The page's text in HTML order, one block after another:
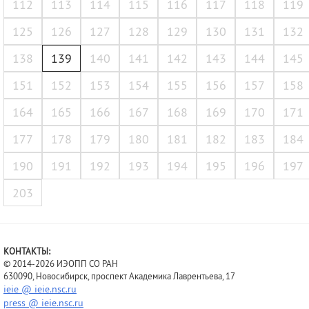
112
113 114 115 116 117 118
119
125
126 127 128 129 130 131
132
138
139 140 141 142 143 144
145
151
152 153 154 155 156 157
158
164
165 166 167 168 169 170
171
177
178 179 180 181 182 183
184
190
191 192 193 194 195 196
197
203
КОНТАКТЫ:
© 2014-2026 ИЭОПП СО РАН
630090, Новосибирск, проспект Академика Лаврентьева, 17
ieie @ ieie.nsc.ru
press @ ieie.nsc.ru